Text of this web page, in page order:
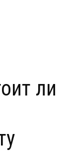
ли